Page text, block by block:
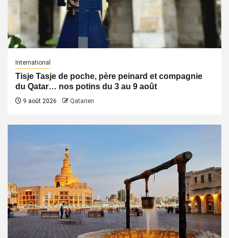
International
Tisje Tasje de poche, père peinard et compagnie
du Qatar… nos potins du 3 au 9 août
9 août 2026 Qatarien